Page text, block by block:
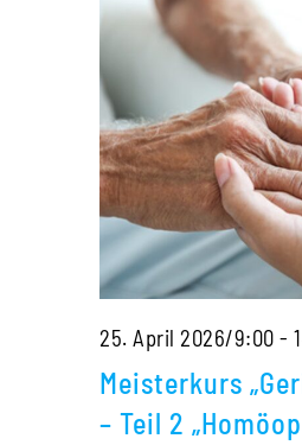
Meisterkurs
– Teil 2
25. April 2026/9:00 -